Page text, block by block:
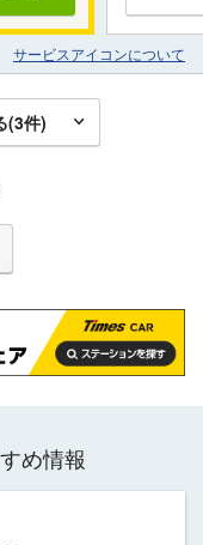
サービスアイコンについて
(3件)
め情報